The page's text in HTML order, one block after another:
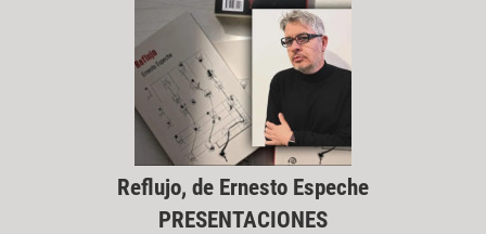
Reflujo, de Ernesto Espeche
PRESENTACIONES